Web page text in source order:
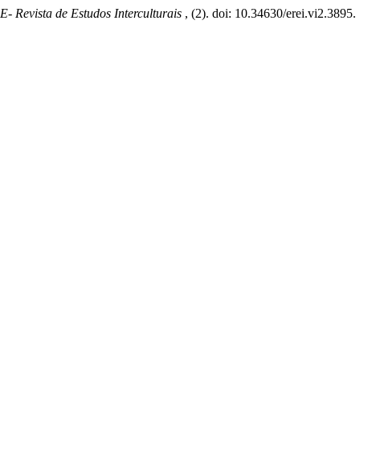
E- Revista de Estudos Interculturais , (2). doi: 10.34630/erei.vi2.3895.